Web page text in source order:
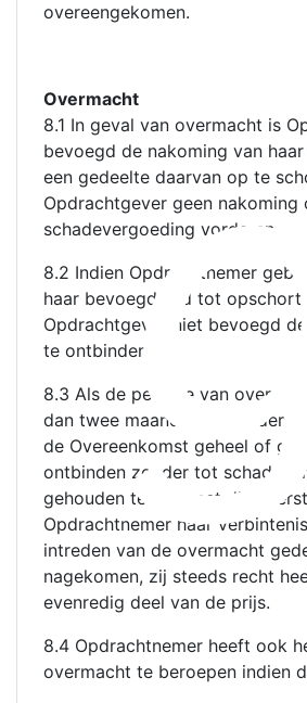
overeengekomen.
Overmacht
8.1 In geval van overmacht is
bevoegd de nakoming van
een gedeelte daarvan op te
Opdrachtgever geen nakoming
schadevergoeding vorderen.
8.2 Indien Opdrachtnemer
haar bevoegdheid tot
Opdrachtgever niet bevoegd
te ontbinden.
8.3 Als de periode van
dan twee maanden, is elk der
de Overeenkomst geheel of
ontbinden zonder tot
gehouden te zijn, met dien
Opdrachtnemer haar
intreden van de overmacht
nagekomen, zij steeds recht
evenredig deel van de prijs.
8.4 Opdrachtnemer heeft ook
overmacht te beroepen indien